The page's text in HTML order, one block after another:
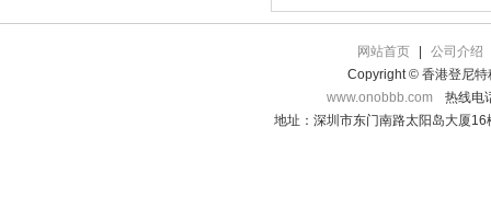
网站首页
公司介绍
Copyright © 香港登尼特
www.onobbb.com
热线电
地址：深圳市东门南路太阳岛大厦